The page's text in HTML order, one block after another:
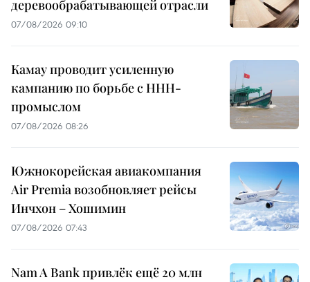
деревообрабатывающей отрасли
07/08/2026 09:10
Камау проводит усиленную
кампанию по борьбе с ННН-
промыслом
07/08/2026 08:26
Южнокорейская авиакомпания
Air Premia возобновляет рейсы
Инчхон – Хошимин
07/08/2026 07:43
Nam A Bank привлёк ещё 20 млн